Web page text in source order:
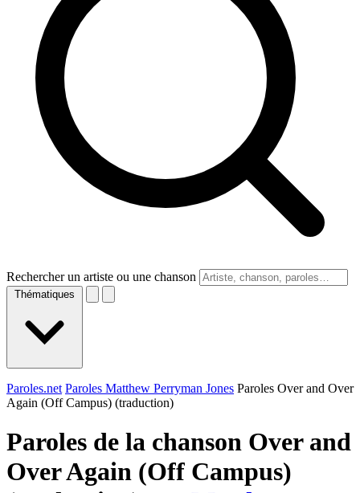
Rechercher un artiste ou une chanson
Thématiques
Paroles.net Paroles Matthew Perryman Jones Paroles Over and Over
Again (Off Campus) (traduction)
Paroles de la chanson Over and
Over Again (Off Campus)